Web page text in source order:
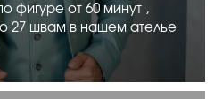
фигуре от 60 минут ,
27 швам в нашем ателье